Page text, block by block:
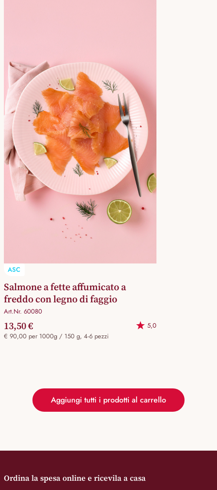
ASC
Salmone a fette affumicato a
freddo con legno di faggio
Art.Nr. 60080
13,50 €
5,0
€ 90,00 per 1000g / 150 g, 4-6 pezzi
Aggiungi tutti i prodotti al carrello
Ordina la spesa online e ricevila a casa